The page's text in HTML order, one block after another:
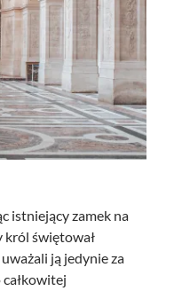
istniejący zamek na
król świętował
ją jedynie za
całkowitej